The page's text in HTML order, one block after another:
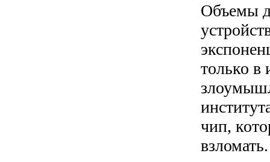
Объемы
только в
чип,
взломать.